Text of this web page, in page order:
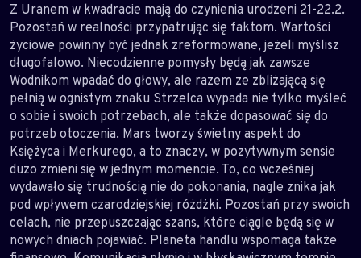
Z Uranem w kwadracie mają do czynienia urodzeni 21-22.2.
Pozostań w realności przypatrując się faktom. Wartości
życiowe powinny być jednak zreformowane, jeżeli myślisz
długofalowo. Niecodzienne pomysły będą jak zawsze
Wodnikom wpadać do głowy, ale razem ze zbliżającą się
pełnią w ognistym znaku Strzelca wypada nie tylko myśleć
o sobie i swoich potrzebach, ale także dopasować się do
potrzeb otoczenia. Mars tworzy świetny aspekt do
Księżyca i Merkurego, a to znaczy, w pozytywnym sensie
dużo zmieni się w jednym momencie. To, co wcześniej
wydawało się trudnością nie do pokonania, nagle znika jak
pod wpływem czarodziejskiej różdżki. Pozostań przy swoich
celach, nie przepuszczając szans, które ciągle będą się w
nowych dniach pojawiać. Planeta handlu wspomaga także